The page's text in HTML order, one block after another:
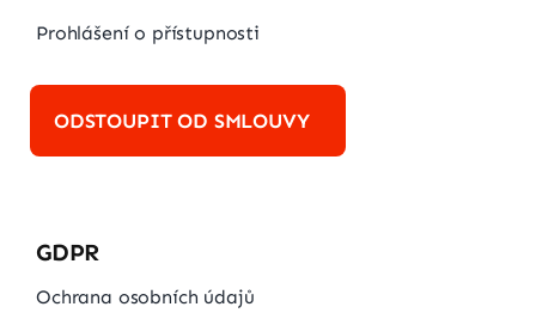
Prohlášení o přístupnosti
ODSTOUPIT OD SMLOUVY
GDPR
Ochrana osobních údajů